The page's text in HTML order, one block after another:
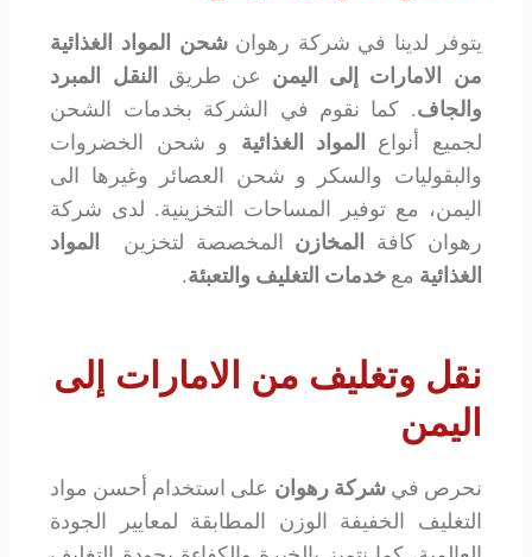
يتوفر لدينا في شركة رهوانشحن المواد الغذائية
من الامارات إلى اليمن عن طريق النقل المبرد
والجاف. كما نقوم في الشركة بخدمات الشحن
لجميع أنواع المواد الغذائية و شحن الخضروات
والبقوليات والسكر و شحن العصائر وغيرها الى
اليمن، مع توفير المساحات التخزينية. لدى شركة
رهوان كافة المخازن المخصصة لتخزين المواد
الغذائية معخدمات التغليف والتعبئة.
نقل وتغليف من الامارات إلى
اليمن
نحرص فيشركة رهوان على استخدام أحسن مواد
التغليف الخفيفة الوزن المطابقة لمعايير الجودة